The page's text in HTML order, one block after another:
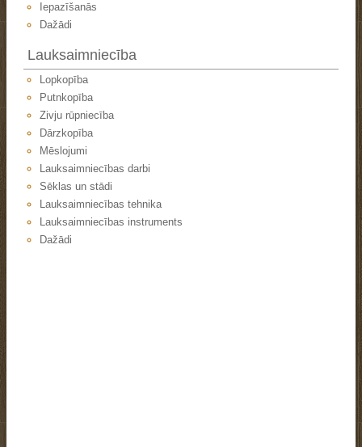
Iepazīšanās
Dažādi
Lauksaimniecība
Lopkopība
Putnkopība
Zivju rūpniecība
Dārzkopība
Mēslojumi
Lauksaimniecības darbi
Sēklas un stādi
Lauksaimniecības tehnika
Lauksaimniecības instruments
Dažādi